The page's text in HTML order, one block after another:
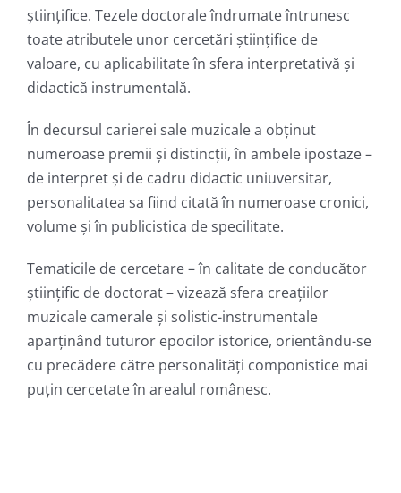
științifice. Tezele doctorale îndrumate întrunesc
toate atributele unor cercetări științifice de
valoare, cu aplicabilitate în sfera interpretativă și
didactică instrumentală.
În decursul carierei sale muzicale a obținut
numeroase premii și distincții, în ambele ipostaze –
de interpret și de cadru didactic uniuversitar,
personalitatea sa fiind citată în numeroase cronici,
volume și în publicistica de specilitate.
Tematicile de cercetare – în calitate de conducător
științific de doctorat – vizează sfera creațiilor
muzicale camerale și solistic-instrumentale
aparținând tuturor epocilor istorice, orientându-se
cu precădere către personalități componistice mai
puțin cercetate în arealul românesc.